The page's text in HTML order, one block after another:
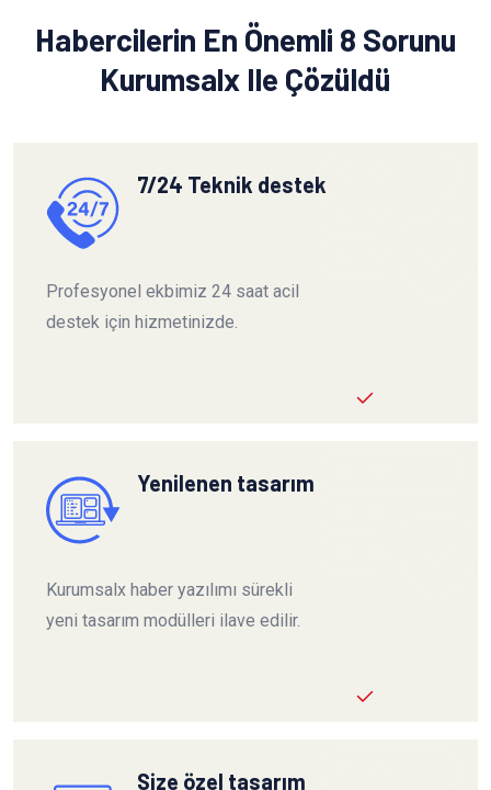
Habercilerin En Önemli 8 Sorunu
Kurumsalx Ile Çözüldü
7/24 Teknik destek
Profesyonel ekbimiz 24 saat acil
destek için hizmetinizde.
Yenilenen tasarım
Kurumsalx haber yazılımı sürekli
yeni tasarım modülleri ilave edilir.
Size özel tasarım